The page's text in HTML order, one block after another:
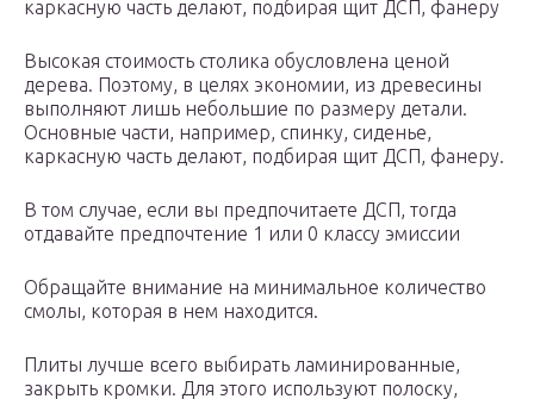
каркасную часть делают, подбирая щит ДСП, фанеру
Высокая стоимость столика обусловлена ценой
дерева. Поэтому, в целях экономии, из древесины
выполняют лишь небольшие по размеру детали.
Основные части, например, спинку, сиденье,
каркасную часть делают, подбирая щит ДСП, фанеру.
В том случае, если вы предпочитаете ДСП, тогда
отдавайте предпочтение 1 или 0 классу эмиссии
Обращайте внимание на минимальное количество
смолы, которая в нем находится.
Плиты лучше всего выбирать ламинированные,
закрыть кромки. Для этого используют полоску,